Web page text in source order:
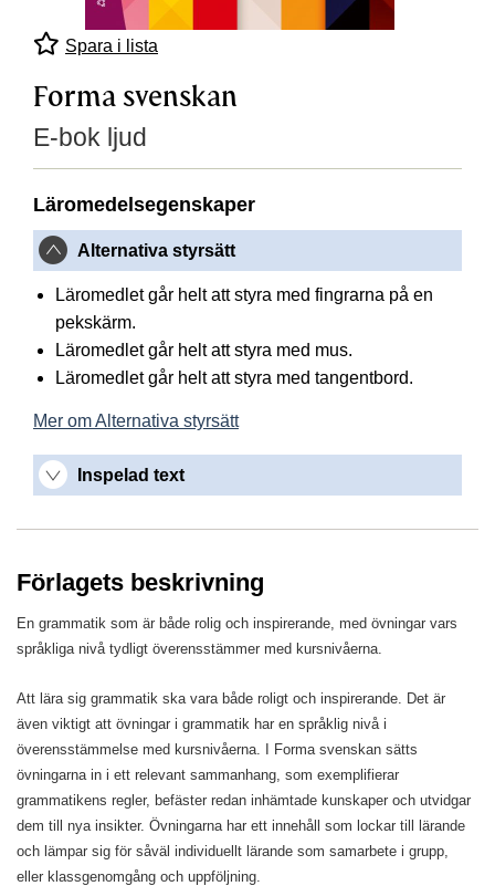
Spara i lista
Forma svenskan
E-bok ljud
Läromedelsegenskaper
Alternativa styrsätt
Läromedlet går helt att styra med fingrarna på en
pekskärm.
Läromedlet går helt att styra med mus.
Läromedlet går helt att styra med tangentbord.
Mer om Alternativa styrsätt
Inspelad text
Förlagets beskrivning
En grammatik som är både rolig och inspirerande, med övningar vars
språkliga nivå tydligt överensstämmer med kursnivåerna.
Att lära sig grammatik ska vara både roligt och inspirerande. Det är
även viktigt att övningar i grammatik har en språklig nivå i
överensstämmelse med kursnivåerna. I Forma svenskan sätts
övningarna in i ett relevant sammanhang, som exemplifierar
grammatikens regler, befäster redan inhämtade kunskaper och utvidgar
dem till nya insikter. Övningarna har ett innehåll som lockar till lärande
och lämpar sig för såväl individuellt lärande som samarbete i grupp,
eller klassgenomgång och uppföljning.